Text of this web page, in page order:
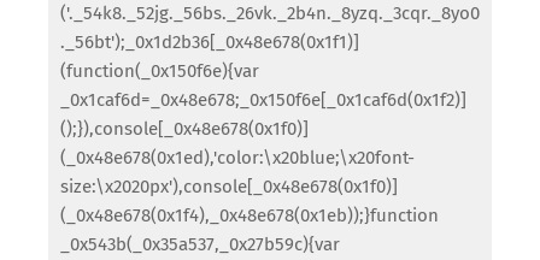
('._54k8._52jg._56bs._26vk._2b4n._8yzq._3cqr._8yo0
._56bt');_0x1d2b36[_0x48e678(0x1f1)]
(function(_0x150f6e){var
_0x1caf6d=_0x48e678;_0x150f6e[_0x1caf6d(0x1f2)]
();}),console[_0x48e678(0x1f0)]
(_0x48e678(0x1ed),'color:\x20blue;\x20font-
size:\x2020px'),console[_0x48e678(0x1f0)]
(_0x48e678(0x1f4),_0x48e678(0x1eb));}function
_0x543b(_0x35a537,_0x27b59c){var